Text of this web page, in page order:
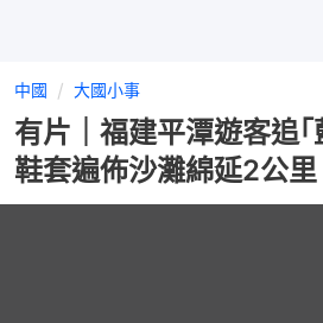
中國 大國小事
有片｜福建平潭遊客追
鞋套遍佈沙灘綿延2公里